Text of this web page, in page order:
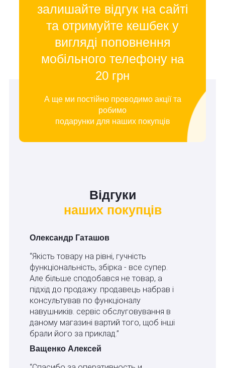
залишайте відгук на сайті
та отримуйте кешбек у
вигляді поповнення
мобільного телефону на
20 грн
А ще ми постійно проводимо акції та
робимо
подарунки для наших покупців
Відгуки
наших покупців
Олександр Гаташов
“Якість товару на рівні, гучність
функціональність, збірка - все супер.
Але більше сподобався не товар, а
підхід до продажу. продавець набрав і
консультував по функціоналу
навушників. сервіс обслуговування в
даному магазині вартий того, щоб інші
брали його за приклад.”
Ващенко Алексей